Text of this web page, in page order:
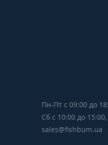
Пн-Пт с 09:00 до
Сб с 10:00 до
sales@fishbum.ua